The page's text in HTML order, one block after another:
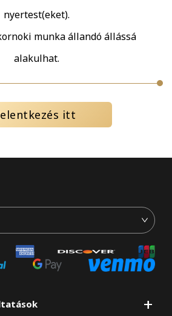
nyertest(eket).
munka állandó állássá
alakulhat.
itt
+